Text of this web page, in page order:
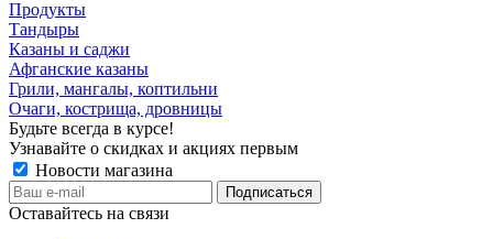
Продукты
Тандыры
Казаны и саджи
Афганские казаны
Грили, мангалы, коптильни
Очаги, кострища, дровницы
Будьте всегда в курсе!
Узнавайте о скидках и акциях первым
Новости магазина
Оставайтесь на связи